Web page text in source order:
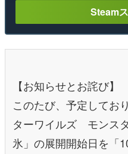
Steam
【お知らせとお詫び】
このたび、予定してお
ターワイルズ モンス
氷」の展開開始日を「